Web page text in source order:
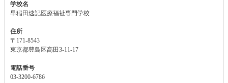
学校名
早稲田速記医療福祉専門学校
住所
〒171-8543
東京都豊島区高田3-11-17
電話番号
03-3200-6786